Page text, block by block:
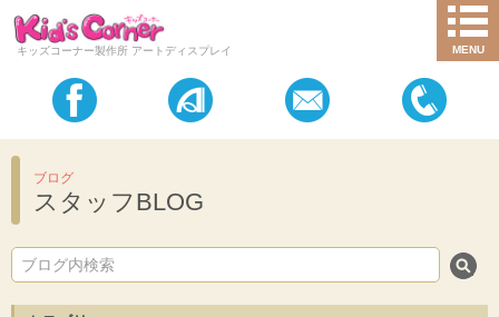
キッズコーナー製作所 アートディスプレイ MENU
ブログ
スタッフBLOG